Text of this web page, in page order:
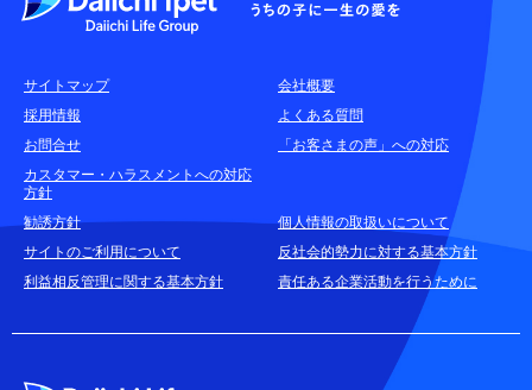
各種お問合せ窓口
耳や言葉の不自由なお客さまのお問合せ窓口
お申込みをご検討中のお客さま
(商品に関するお問合せ・資料請求)
資料請求はこちら
お電話でのお問合せはこちら 通話無料
サイトマップ
会社概要
採用情報
よくある質問
お問合せ
「お客さまの声」への対応
カスタマー・ハラスメントへの対応
方針
勧誘方針
個人情報の取扱いについて
サイトのご利用について
反社会的勢力に対する基本方針
利益相反管理に関する基本方針
責任ある企業活動を行うために